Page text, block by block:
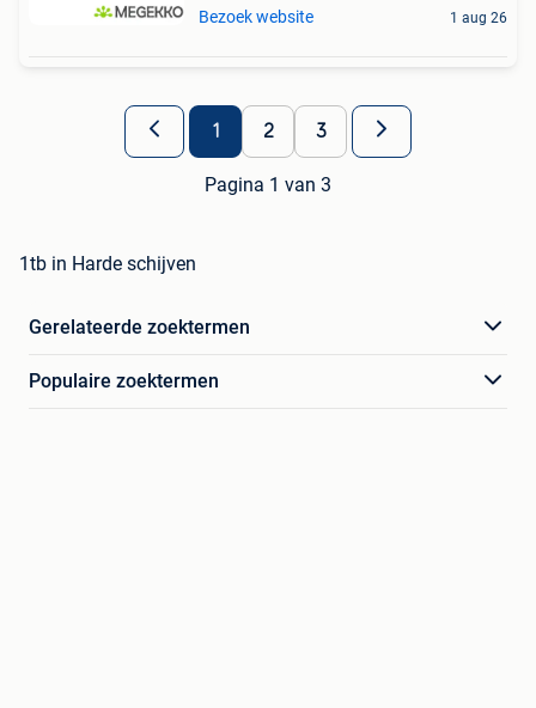
Bezoek website 1 aug 26
1 2 3
Pagina 1 van 3
1tb in Harde schijven
Gerelateerde zoektermen
Populaire zoektermen